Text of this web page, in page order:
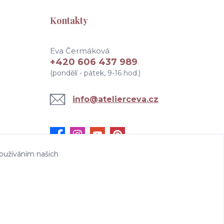
Kontakty
Eva Čermáková
+420 606 437 989
(pondělí - pátek, 9-16 hod.)
info@atelierceva.cz
našich